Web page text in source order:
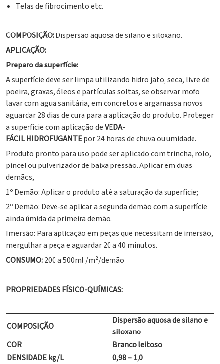
Telas de fibrocimento etc.
COMPOSIÇÃO:Dispersão aquosa de silano e siloxano.
APLICAÇÃO:
Preparo da superfície:
A superfície deve ser limpa utilizando hidro jato, seca, livre de
poeira, graxas, óleos e partículas soltas, se observar mofo
lavar com agua sanitária, em concretos e argamassa novos
aguardar 28 dias de cura para a aplicação do produto. Proteger
a superfície com aplicação deVEDA-
FÁCILHIDROFUGANTEpor 24 horas de chuva ou umidade.
Produto pronto para uso pode ser aplicado com trincha, rolo,
pincel ou pulverizador de baixa pressão. Aplicar em duas
demãos,
1º Demão: Aplicar o produto até a saturação da superfície;
2º Demão: Deve-se aplicar a segunda demão com a superfície
ainda úmida da primeira demão.
Imersão: Para aplicação em peças que necessitam de imersão,
mergulhar a peça e aguardar 20 a 40 minutos.
CONSUMO:200 a 500ml /m²/demão
PROPRIEDADES FÍSICO-QUÍMICAS:
COMPOSIÇÃO
Dispersão aquosa de silano e
siloxano
COR
Branco leitoso
DENSIDADE kg/L
0,98 – 1,0